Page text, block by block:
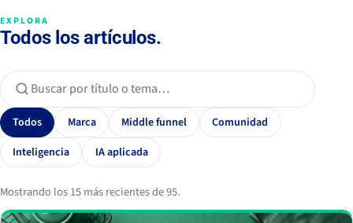
EXPLORA
Todos los artículos.
Todos Marca Middle funnel
Comunidad
Inteligencia
IA aplicada
Mostrando los 15 más recientes de 95.